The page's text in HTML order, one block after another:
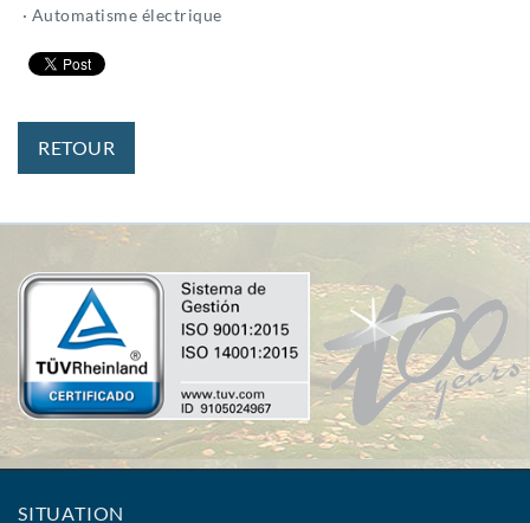
· Automatisme électrique
RETOUR
SITUATION